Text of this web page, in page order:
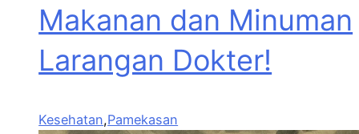
Makanan dan Minuman
Larangan Dokter!
Kesehatan,Pamekasan